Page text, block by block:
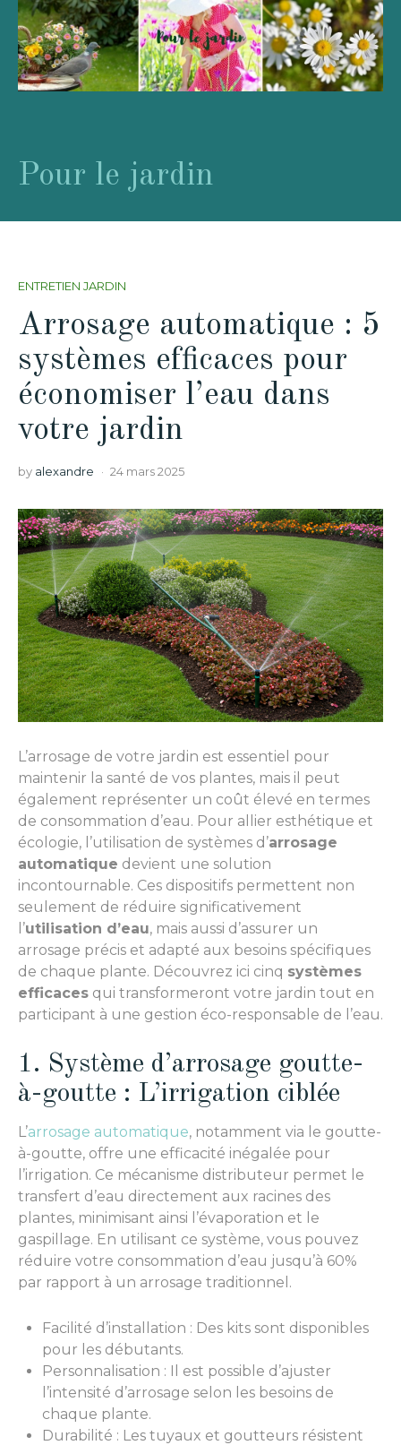
Pour le jardin
ENTRETIEN JARDIN
Arrosage automatique : 5
systèmes efficaces pour
économiser l’eau dans
votre jardin
by alexandre 24 mars 2025
L’arrosage de votre jardin est essentiel pour
maintenir la santé de vos plantes, mais il peut
également représenter un coût élevé en termes
de consommation d’eau. Pour allier esthétique et
écologie, l’utilisation de systèmes d’arrosage
automatique devient une solution
incontournable. Ces dispositifs permettent non
seulement de réduire significativement
l’utilisation d’eau, mais aussi d’assurer un
arrosage précis et adapté aux besoins spécifiques
de chaque plante. Découvrez ici cinq systèmes
efficaces qui transformeront votre jardin tout en
participant à une gestion éco-responsable de l’eau.
1. Système d’arrosage goutte-
à-goutte : L’irrigation ciblée
L’arrosage automatique, notamment via le goutte-
à-goutte, offre une efficacité inégalée pour
l’irrigation. Ce mécanisme distributeur permet le
transfert d’eau directement aux racines des
plantes, minimisant ainsi l’évaporation et le
gaspillage. En utilisant ce système, vous pouvez
réduire votre consommation d’eau jusqu’à 60%
par rapport à un arrosage traditionnel.
Facilité d’installation : Des kits sont disponibles
pour les débutants.
Personnalisation : Il est possible d’ajuster
l’intensité d’arrosage selon les besoins de
chaque plante.
Durabilité : Les tuyaux et goutteurs résistent